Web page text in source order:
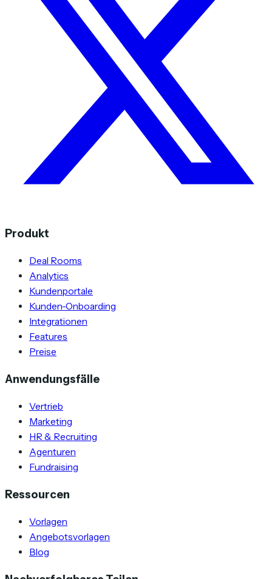
Produkt
Deal Rooms
Analytics
Kundenportale
Kunden-Onboarding
Integrationen
Features
Preise
Anwendungsfälle
Vertrieb
Marketing
HR & Recruiting
Agenturen
Fundraising
Ressourcen
Vorlagen
Angebotsvorlagen
Blog